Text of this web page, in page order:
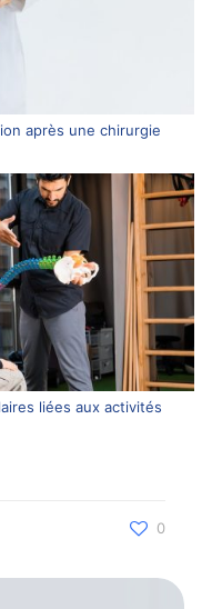
après une chirurgie
liées aux activités
0